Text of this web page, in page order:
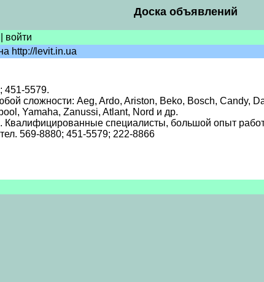
Доска объявлений
войти
http://levit.in.ua
451-5579.
сложности: Aeg, Ardo, Ariston, Beko, Bosch, Candy,
Yamaha, Zanussi, Atlant, Nord и др.
Квалифицированные специалисты, большой опыт
569-8880; 451-5579; 222-8866